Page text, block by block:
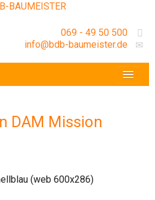
069 - 49 50 500
info@bdb-baumeister.de
DAM Mission